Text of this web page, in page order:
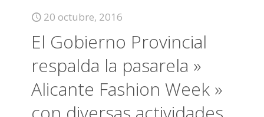
20 octubre, 2016
El Gobierno Provincial
respalda la pasarela »
Alicante Fashion Week »